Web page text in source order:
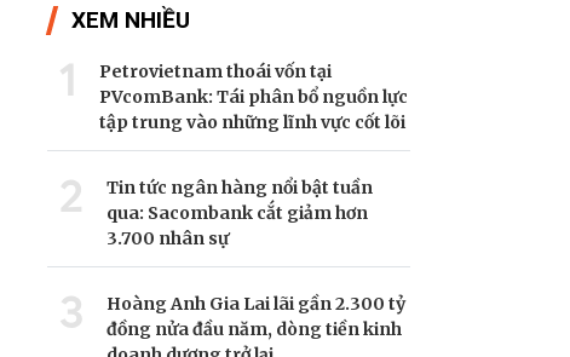
XEM NHIỀU
1
Petrovietnam thoái vốn tại
PVcomBank: Tái phân bổ nguồn lực
tập trung vào những lĩnh vực cốt lõi
2
Tin tức ngân hàng nổi bật tuần
qua: Sacombank cắt giảm hơn
3.700 nhân sự
3
Hoàng Anh Gia Lai lãi gần 2.300 tỷ
đồng nửa đầu năm, dòng tiền kinh